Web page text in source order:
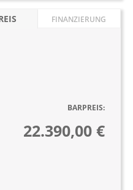
FINANZIERUNG
BARPREIS:
22.390,00 €